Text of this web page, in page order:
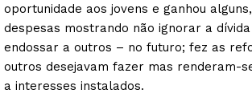
oportunidade aos jovens e ganhou
despesas mostrando não ignorar a
endossar a outros – no futuro; fez as
outros desejavam fazer mas renderam-
a interesses instalados.